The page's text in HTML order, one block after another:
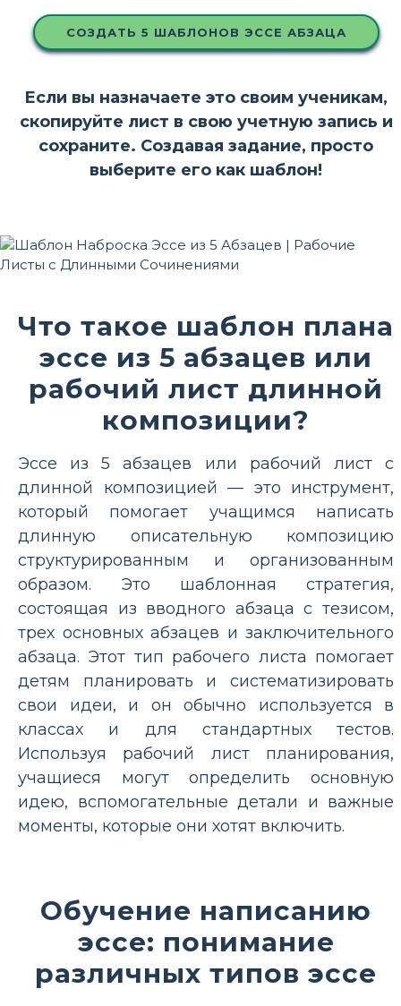
СОЗДАТЬ 5 ШАБЛОНОВ ЭССЕ АБЗАЦА
Если вы назначаете это своим ученикам,
скопируйте лист в свою учетную запись и
сохраните. Создавая задание, просто
выберите его как шаблон!
Что такое шаблон плана
эссе из 5 абзацев или
рабочий лист длинной
композиции?
Эссе из 5 абзацев или рабочий лист с
длинной композицией — это инструмент,
который помогает учащимся написать
длинную описательную композицию
структурированным и организованным
образом. Это шаблонная стратегия,
состоящая из вводного абзаца с тезисом,
трех основных абзацев и заключительного
абзаца. Этот тип рабочего листа помогает
детям планировать и систематизировать
свои идеи, и он обычно используется в
классах и для стандартных тестов.
Используя рабочий лист планирования,
учащиеся могут определить основную
идею, вспомогательные детали и важные
моменты, которые они хотят включить.
Обучение написанию
эссе: понимание
различных типов эссе